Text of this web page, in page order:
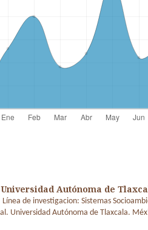
Universidad Autónoma de
de investigacion: Sistemas
Universidad Autónoma de Tlaxcala.